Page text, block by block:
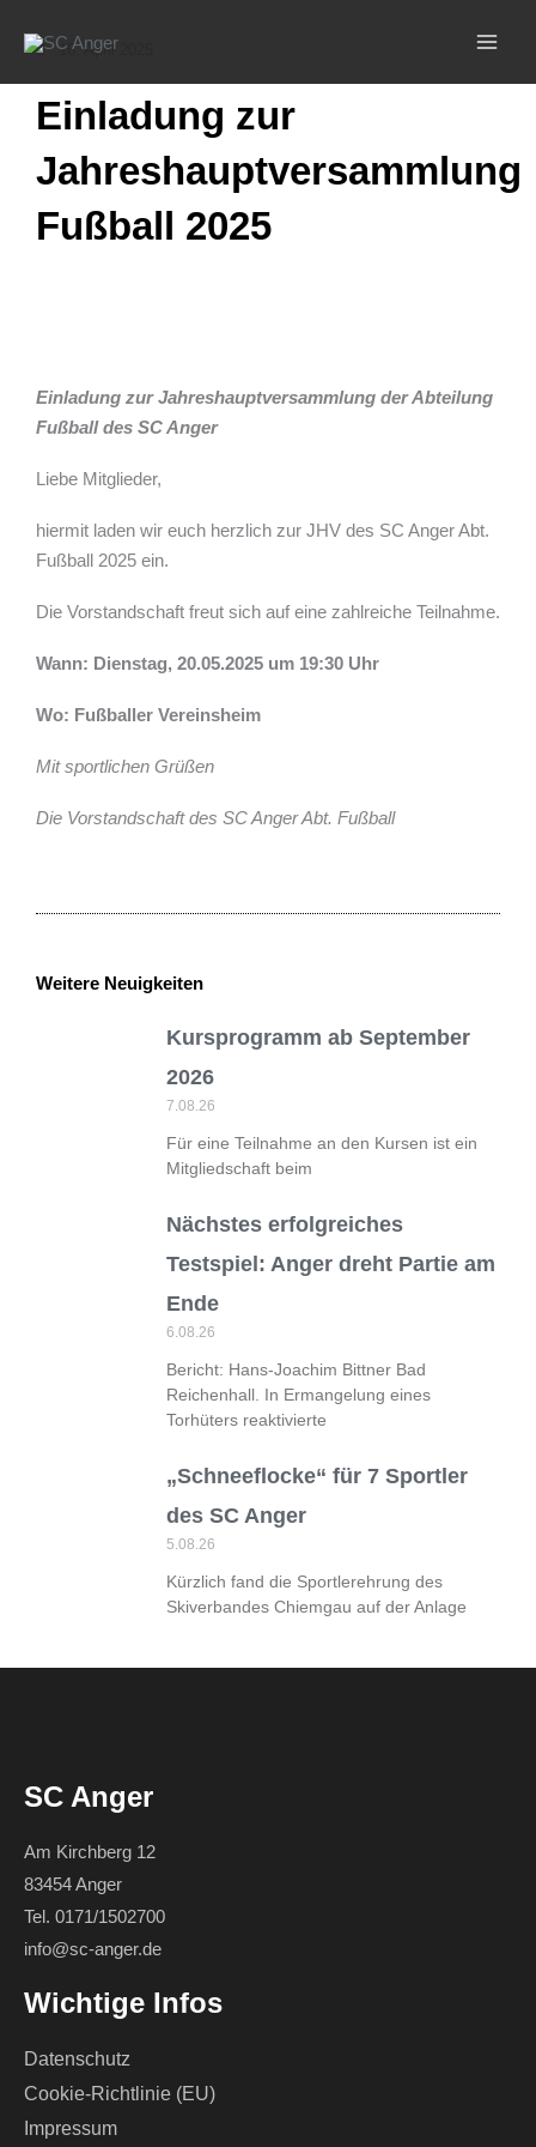
Inhalt
springen
16. April 2025
Einladung zur
Jahreshauptversammlung
Fußball 2025
Einladung zur Jahreshauptversammlung der Abteilung
Fußball des SC Anger
Liebe Mitglieder,
hiermit laden wir euch herzlich zur JHV des SC Anger Abt.
Fußball 2025 ein.
Die Vorstandschaft freut sich auf eine zahlreiche Teilnahme.
Wann: Dienstag, 20.05.2025 um 19:30 Uhr
Wo: Fußballer Vereinsheim
Mit sportlichen Grüßen
Die Vorstandschaft des SC Anger Abt. Fußball
Weitere Neuigkeiten
Kursprogramm ab September
2026
7.08.26
Für eine Teilnahme an den Kursen ist ein
Mitgliedschaft beim
Nächstes erfolgreiches
Testspiel: Anger dreht Partie am
Ende
6.08.26
Bericht: Hans-Joachim Bittner Bad
Reichenhall. In Ermangelung eines
Torhüters reaktivierte
„Schneeflocke“ für 7 Sportler
des SC Anger
5.08.26
Kürzlich fand die Sportlerehrung des
Skiverbandes Chiemgau auf der Anlage
SC Anger
Am Kirchberg 12
83454 Anger
Tel. 0171/1502700
info@sc-anger.de
Wichtige Infos
Datenschutz
Cookie-Richtlinie (EU)
Impressum